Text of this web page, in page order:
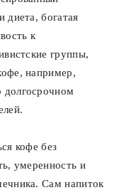
диета, богатая
к
группы,
например,
кофе без
умеренность и
Сам напиток